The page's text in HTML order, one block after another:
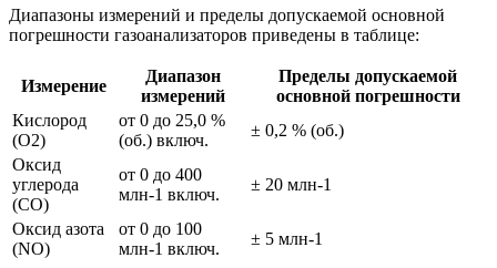
Диапазоны измерений и пределы допускаемой основной
погрешности газоанализаторов приведены в таблице:
Измерение
Диапазон
измерений
Пределы допускаемой
основной погрешности
Кислород
(O2)
от 0 до 25,0 %
(об.) включ.
± 0,2 % (об.)
Оксид
углерода
(СО)
от 0 до 400
млн-1 включ.
± 20 млн-1
Оксид азота
(NO)
от 0 до 100
млн-1 включ.
± 5 млн-1